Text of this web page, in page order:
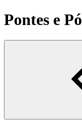
Pontes e